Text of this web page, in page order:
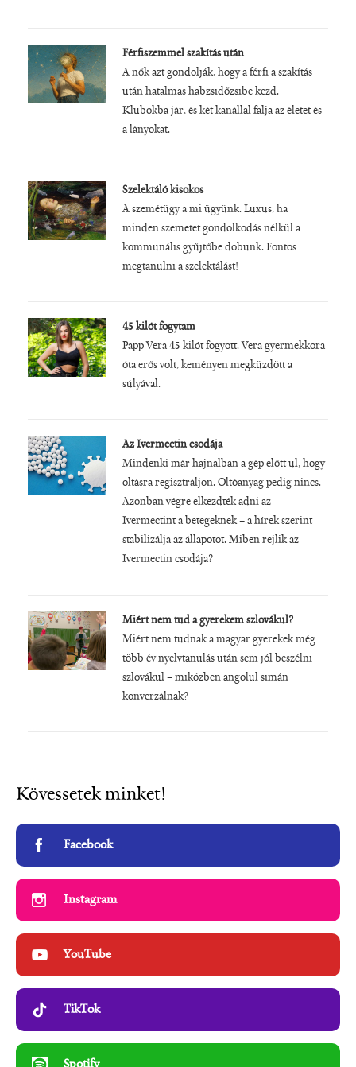
Férfiszemmel szakítás után
A nők azt gondolják, hogy a férfi a szakítás
után hatalmas habzsidőzsibe kezd.
Klubokba jár, és két kanállal falja az életet és
a lányokat.
Szelektáló kisokos
A szemétügy a mi ügyünk. Luxus, ha
minden szemetet gondolkodás nélkül a
kommunális gyűjtőbe dobunk. Fontos
megtanulni a szelektálást!
45 kilót fogytam
Papp Vera 45 kilót fogyott. Vera gyermekkora
óta erős volt, keményen megküzdött a
súlyával.
Az Ivermectin csodája
Mindenki már hajnalban a gép előtt ül, hogy
oltásra regisztráljon. Oltóanyag pedig nincs.
Azonban végre elkezdték adni az
Ivermectint a betegeknek – a hírek szerint
stabilizálja az állapotot. Miben rejlik az
Ivermectin csodája?
Miért nem tud a gyerekem szlovákul?
Miért nem tudnak a magyar gyerekek még
több év nyelvtanulás után sem jól beszélni
szlovákul – miközben angolul simán
konverzálnak?
Kövessetek minket!
Facebook
Instagram
YouTube
TikTok
Spotify